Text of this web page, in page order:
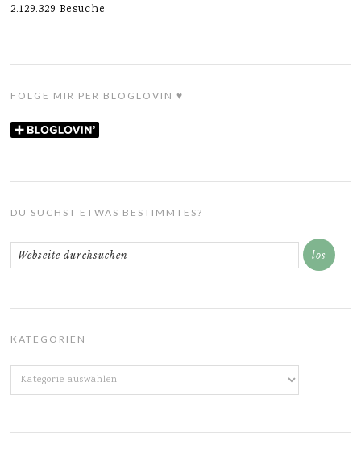
2.129.329 Besuche
FOLGE MIR PER BLOGLOVIN ♥
DU SUCHST ETWAS BESTIMMTES?
KATEGORIEN
Kategorien